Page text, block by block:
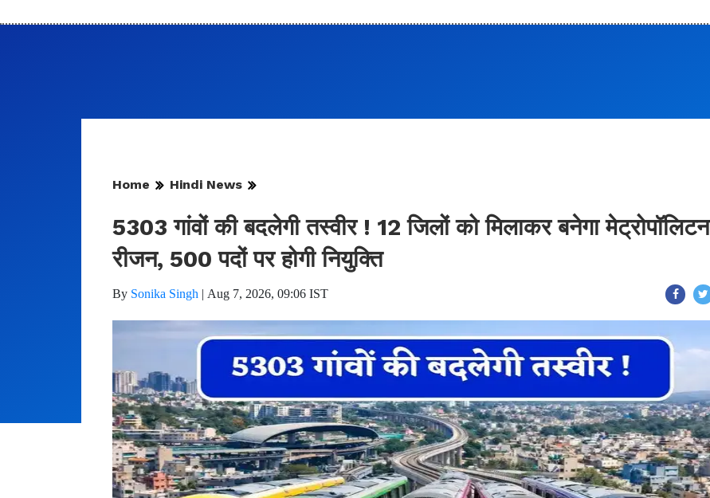
Home Hindi News
5303 गांवों की बदलेगी तस्वीर ! 12 जिलों को मिलाकर बनेगा मेट्रोपॉलिटन
रीजन, 500 पदों पर होगी नियुक्ति
By Sonika Singh | Aug 7, 2026, 09:06 IST